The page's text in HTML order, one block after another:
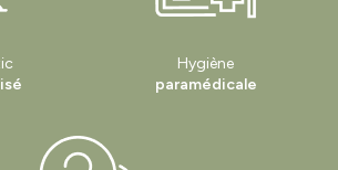
Hygiène
paramédicale